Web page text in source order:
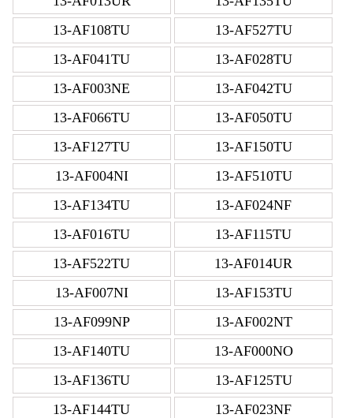
13-AF108TU
13-AF527TU
13-AF041TU
13-AF028TU
13-AF003NE
13-AF042TU
13-AF066TU
13-AF050TU
13-AF127TU
13-AF150TU
13-AF004NI
13-AF510TU
13-AF134TU
13-AF024NF
13-AF016TU
13-AF115TU
13-AF522TU
13-AF014UR
13-AF007NI
13-AF153TU
13-AF099NP
13-AF002NT
13-AF140TU
13-AF000NO
13-AF136TU
13-AF125TU
13-AF144TU
13-AF023NF